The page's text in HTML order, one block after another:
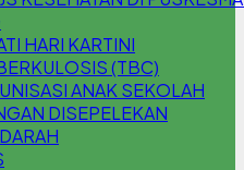
HARI KARTINI
(TBC)
ANAK SEKOLAH
DISEPELEKAN